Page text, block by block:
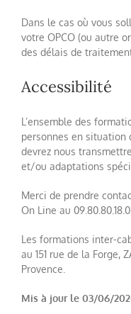
Dans le cas où vous
votre OPCO (ou autre
des délais de
Accessibilité
L’ensemble des
personnes en situation
devrez nous
et/ou adaptations
Merci de prendre
On Line au
Les formations inter-
au 151 rue de la Forge,
Provence.
Mis à jour le 03/06/